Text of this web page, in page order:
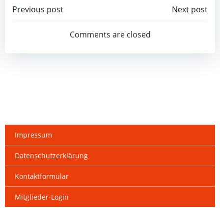
Beitragsnavigation
Previous post Next post
Comments are closed
Impressum
Datenschutzerklärung
Kontaktformular
Mitglieder-Login